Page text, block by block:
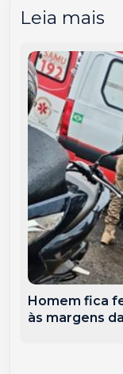
Leia mais
Homem fica
às margens